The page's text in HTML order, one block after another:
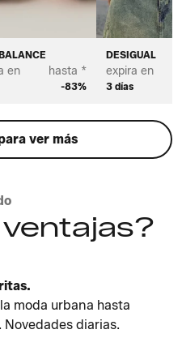
en hasta *
-83%
DESIGUAL
expira en
3 días
ver más
moda urbana hasta
diarias.